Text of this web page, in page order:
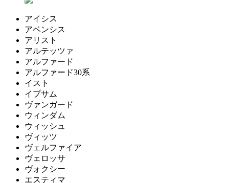
アイシス
アベンシス
アリスト
アルテッツァ
アルファード
アルファード30系
イスト
イプサム
ヴァンガード
ウィンダム
ウィッシュ
ヴィッツ
ヴェルファイア
ヴェロッサ
ヴォクシー
エスティマ